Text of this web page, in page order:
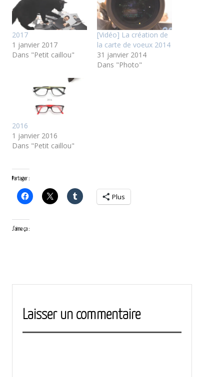
2017
1 janvier 2017
Dans "Petit caillou"
[Vidéo] La création de
la carte de voeux 2014
31 janvier 2014
Dans "Photo"
2016
1 janvier 2016
Dans "Petit caillou"
Partager :
Plus
J’aime ça :
Laisser un commentaire